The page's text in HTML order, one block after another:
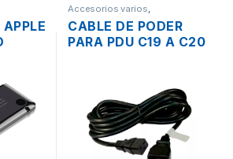
Accesorios varios,
Computación
CABLE DE PODER
PARA PDU C19 A C20